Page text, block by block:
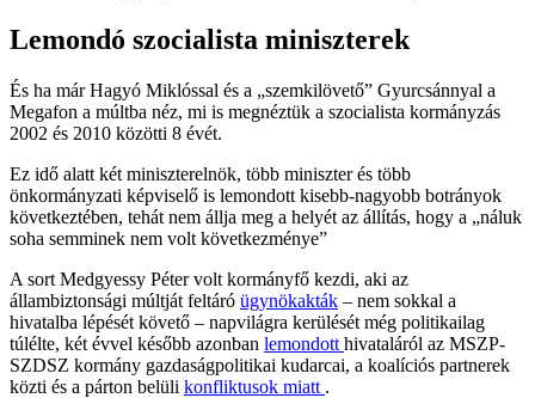
Lemondó szocialista miniszterek
És ha már Hagyó Miklóssal és a „szemkilövető” Gyurcsánnyal a
Megafon a múltba néz, mi is megnéztük a szocialista kormányzás
2002 és 2010 közötti 8 évét.
Ez idő alatt két miniszterelnök, több miniszter és több
önkormányzati képviselő is lemondott kisebb-nagyobb botrányok
következtében, tehát nem állja meg a helyét az állítás, hogy a „náluk
soha semminek nem volt következménye”
A sort Medgyessy Péter volt kormányfő kezdi, aki az
állambiztonsági múltját feltáró ügynökakták – nem sokkal a
hivatalba lépését követő – napvilágra kerülését még politikailag
túlélte, két évvel később azonban lemondott hivataláról az MSZP-
SZDSZ kormány gazdaságpolitikai kudarcai, a koalíciós partnerek
közti és a párton belüli konfliktusok miatt .